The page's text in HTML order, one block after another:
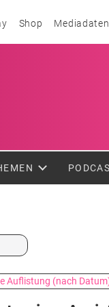
Shop Mediadaten
Auflistung (nach